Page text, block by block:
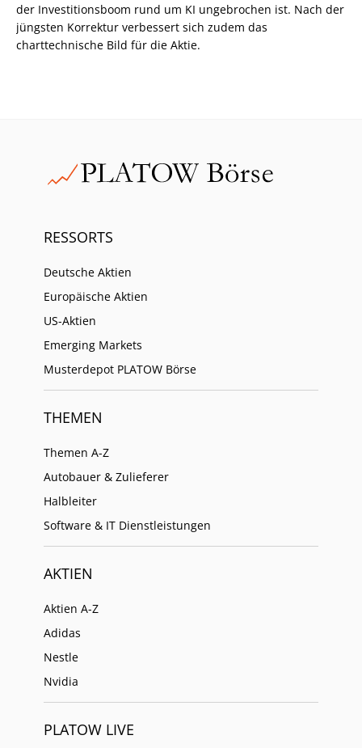
der Investitionsboom rund um KI ungebrochen ist. Nach der
jüngsten Korrektur verbessert sich zudem das
charttechnische Bild für die Aktie.
RESSORTS
Deutsche Aktien
Europäische Aktien
US-Aktien
Emerging Markets
Musterdepot PLATOW Börse
THEMEN
Themen A-Z
Autobauer & Zulieferer
Halbleiter
Software & IT Dienstleistungen
AKTIEN
Aktien A-Z
Adidas
Nestle
Nvidia
PLATOW LIVE